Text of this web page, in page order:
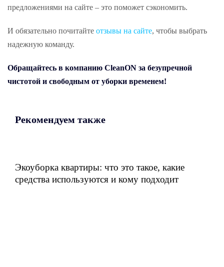
предложениями на сайте – это поможет сэкономить.
И обязательно почитайте отзывы на сайте, чтобы выбрать
надежную команду.
Обращайтесь в компанию CleanON за безупречной
чистотой и свободным от уборки временем!
Рекомендуем также
Экоуборка квартиры: что это такое, какие
средства используются и кому подходит